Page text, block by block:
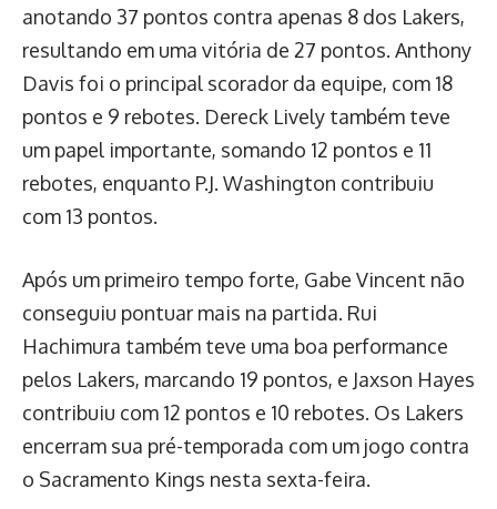
anotando 37 pontos contra apenas 8 dos Lakers,
resultando em uma vitória de 27 pontos. Anthony
Davis foi o principal scorador da equipe, com 18
pontos e 9 rebotes. Dereck Lively também teve
um papel importante, somando 12 pontos e 11
rebotes, enquanto P.J. Washington contribuiu
com 13 pontos.
Após um primeiro tempo forte, Gabe Vincent não
conseguiu pontuar mais na partida. Rui
Hachimura também teve uma boa performance
pelos Lakers, marcando 19 pontos, e Jaxson Hayes
contribuiu com 12 pontos e 10 rebotes. Os Lakers
encerram sua pré-temporada com um jogo contra
o Sacramento Kings nesta sexta-feira.